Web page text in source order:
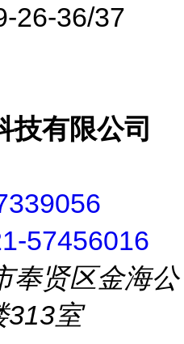
26-36/37
技有限公司
57456016
奉贤区金海公
313室